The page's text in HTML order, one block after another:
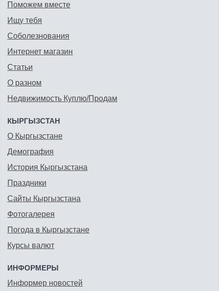
Поможем вместе
Ищу тебя
Соболезнования
Интернет магазин
Статьи
О разном
Недвижимость Куплю/Продам
КЫРГЫЗСТАН
О Кыргызстане
Демография
История Кыргызстана
Праздники
Сайты Кыргызстана
Фотогалерея
Погода в Кыргызстане
Курсы валют
ИНФОРМЕРЫ
Информер новостей